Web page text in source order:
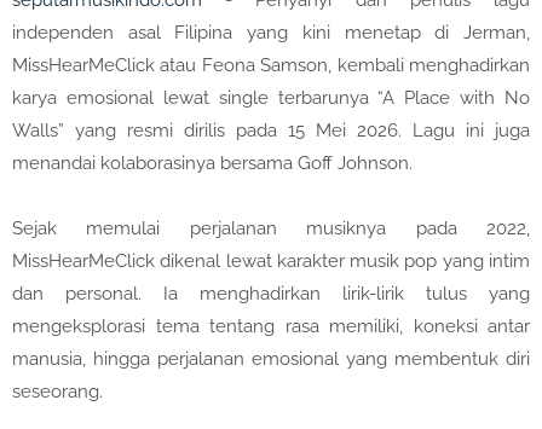
independen asal Filipina yang kini menetap di Jerman,
MissHearMeClick atau Feona Samson, kembali menghadirkan
karya emosional lewat single terbarunya “A Place with No
Walls” yang resmi dirilis pada 15 Mei 2026. Lagu ini juga
menandai kolaborasinya bersama Goff Johnson.
Sejak memulai perjalanan musiknya pada 2022,
MissHearMeClick dikenal lewat karakter musik pop yang intim
dan personal. Ia menghadirkan lirik-lirik tulus yang
mengeksplorasi tema tentang rasa memiliki, koneksi antar
manusia, hingga perjalanan emosional yang membentuk diri
seseorang.